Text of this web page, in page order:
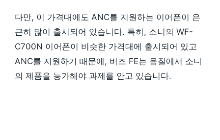
다만, 이 가격대에도 ANC를 지원하는 이어폰이 은
근히 많이 출시되어 있습니다. 특히, 소니의 WF-
C700N 이어폰이 비슷한 가격대에 출시되어 있고
ANC를 지원하기 때문에, 버즈 FE는 음질에서 소니
의 제품을 능가해야 과제를 안고 있습니다.